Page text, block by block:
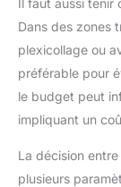
Dans des zones
plexicollage ou
préférable pour
le budget peut
impliquant un
La décision
plusieurs